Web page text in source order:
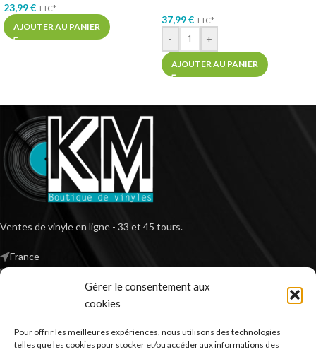
Gérer le consentement aux
cookies
Pour offrir les meilleures expériences, nous utilisons des technologies
telles que les cookies pour stocker et/ou accéder aux informations des
23,99€ TTC*
AJOUTER AU PANIER
37,99€ TTC*
- +
AJOUTER AU PANIER
Ventes de vinyle en ligne - 33 et 45 tours.
France
*TVA non applicable – article 293 B du CGI